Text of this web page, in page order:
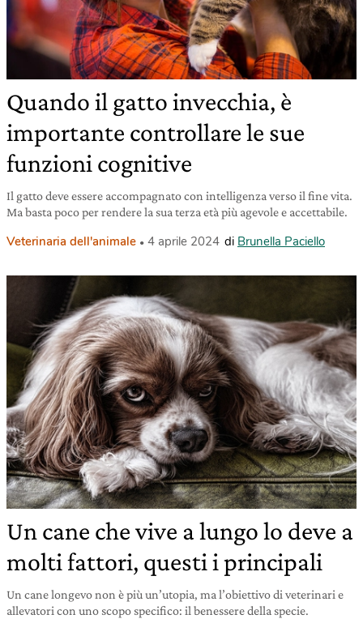
Quando il gatto invecchia, è
importante controllare le sue
funzioni cognitive
Il gatto deve essere accompagnato con intelligenza verso il fine vita.
Ma basta poco per rendere la sua terza età più agevole e accettabile.
Veterinaria dell'animale 4 aprile 2024 di Brunella Paciello
Un cane che vive a lungo lo deve a
molti fattori, questi i principali
Un cane longevo non è più un’utopia, ma l’obiettivo di veterinari e
allevatori con uno scopo specifico: il benessere della specie.